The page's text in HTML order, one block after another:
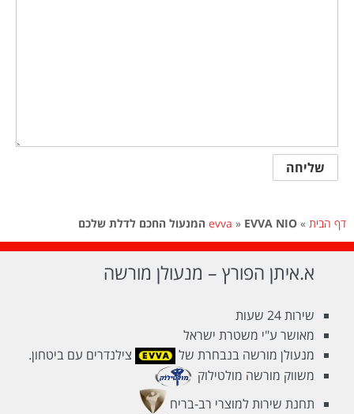
דף הבית »
evva » EVVA NIO המנעול החכם לדלת שלכם
א.איתן הפורץ – מנעולן מורשה
שירות 24 שעות
מאושר ע"י משטרת ישראל
מנעולן מורשה בנבחרת של
צילנדרים עם ביטחון.
משווק מורשה מולטילוק
תחנת שירות למוצרי רב-בריח